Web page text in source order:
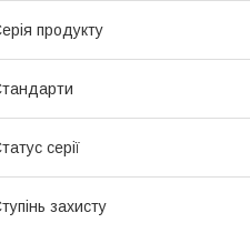
продукту
серії
захисту